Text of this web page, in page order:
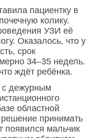
пациентку в
колику.
УЗИ её
Оказалось, что у
срок
34–35 недель.
ждёт ребёнка.
с дежурным
областной
принимать
мальчик